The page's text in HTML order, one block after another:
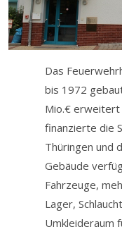
Das
bis 1972
Mio.€ erweitert
finanzierte die
Thüringen und
Gebäude
Fahrzeuge,
Lager,
Umkleideraum